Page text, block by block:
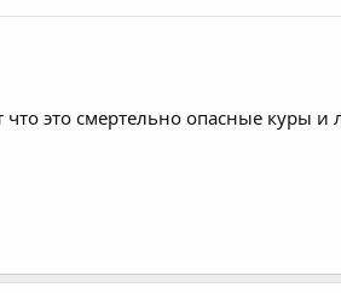
это смертельно опасные куры